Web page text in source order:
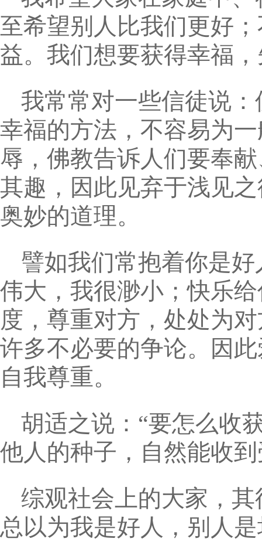
至希望别人比我们更好
益。我们想要获得幸福
我常常对一些信徒说
幸福的方法，不容易为
辱，佛教告诉人们要奉
其趣，因此见弃于浅见
奥妙的道理。
譬如我们常抱着你是
伟大，我很渺小；快乐
度，尊重对方，处处为
许多不必要的争论。因
自我尊重。
胡适之说：“要怎么收
他人的种子，自然能收
综观社会上的大家，
总以为我是好人，别人